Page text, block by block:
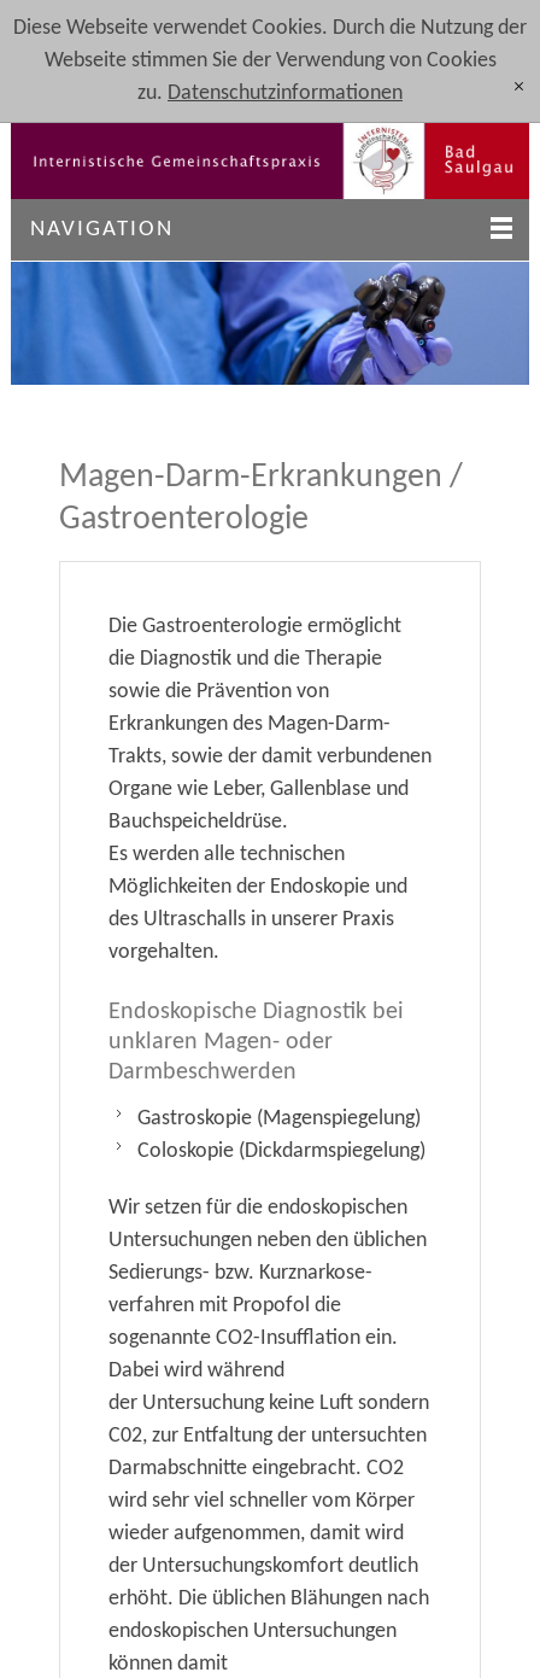
Diese Webseite verwendet Cookies. Durch die Nutzung der
Webseite stimmen Sie der Verwendung von Cookies
zu. Datenschutzinformationen [x]
NAVIGATION
Magen-Darm-Erkrankungen /
Gastroenterologie
Die Gastroenterologie ermöglicht
die Diagnostik und die Therapie
sowie die Prävention von
Erkrankungen des Magen-Darm-
Trakts, sowie der damit verbundenen
Organe wie Leber, Gallenblase und
Bauchspeicheldrüse.
Es werden alle technischen
Möglichkeiten der Endoskopie und
des Ultraschalls in unserer Praxis
vorgehalten.
Endoskopische Diagnostik bei
unklaren Magen- oder
Darmbeschwerden
Gastroskopie (Magenspiegelung)
Coloskopie (Dickdarmspiegelung)
Wir setzen für die endoskopischen
Untersuchungen neben den üblichen
Sedierungs- bzw. Kurznarkose-
verfahren mit Propofol die
sogenannte CO2-Insufflation ein.
Dabei wird während
der Untersuchung keine Luft sondern
C02, zur Entfaltung der untersuchten
Darmabschnitte eingebracht. CO2
wird sehr viel schneller vom Körper
wieder aufgenommen, damit wird
der Untersuchungskomfort deutlich
erhöht. Die üblichen Blähungen nach
endoskopischen Untersuchungen
können damit